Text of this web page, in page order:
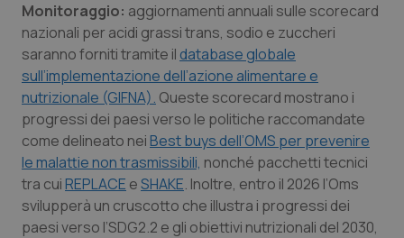
Tumore al seno
Tumore ovarico
Tumori del Polmone & Testa Collo
Tumori gastrointestinali
Ulcera & Reflusso
Monitoraggio: aggiornamenti annuali sulle scorecard
nazionali per acidi grassi trans, sodio e zuccheri
saranno forniti tramite il database globale
sull’implementazione dell’azione alimentare e
nutrizionale (GIFNA). Queste scorecard mostrano i
progressi dei paesi verso le politiche raccomandate
come delineato neiBest buys dell’OMS per prevenire
le malattie non trasmissibili, nonché pacchetti tecnici
tra cuiREPLACE eSHAKE. Inoltre, entro il 2026 l’Oms
svilupperà un cruscotto che illustra i progressi dei
paesi verso l’SDG2.2 e gli obiettivi nutrizionali del 2030,